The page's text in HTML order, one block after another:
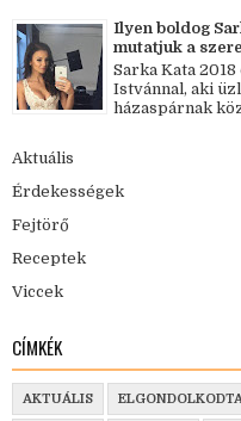
Ilyen boldog
mutatjuk a
Sarka Kata
Istvánnal, aki
házaspárnak
Aktuális
Érdekességek
Fejtörő
Receptek
Viccek
CÍMKÉK
AKTUÁLIS